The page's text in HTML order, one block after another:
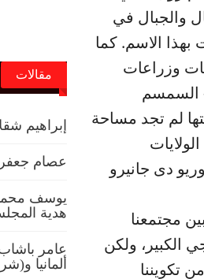
والجبال في
بهذا الاسم. كما
وزراعات
السمسم
لم تجد مساحة
دى جانيرو
مجتمعنا
الكبير، ولكن
تكويننا
مقالات
إبراهيم
عصام جعفر
يوسف محمد
هدية
عامر
ألمانيا